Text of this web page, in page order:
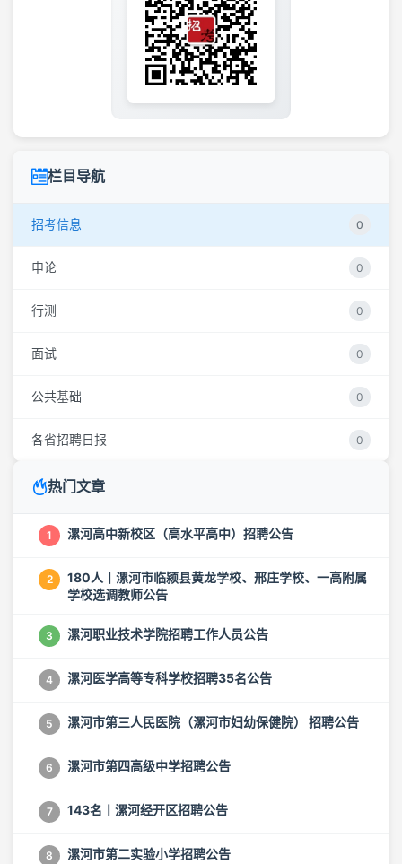
栏目导航
招考信息 0
申论 0
行测 0
面试 0
公共基础 0
各省招聘日报 0
热门文章
1 漯河高中新校区（高水平高中）招聘公告
2
180人丨漯河市临颍县黄龙学校、邢庄学校、一高附属
学校选调教师公告
3 漯河职业技术学院招聘工作人员公告
4 漯河医学高等专科学校招聘35名公告
5 漯河市第三人民医院（漯河市妇幼保健院） 招聘公告
6 漯河市第四高级中学招聘公告
7 143名丨漯河经开区招聘公告
8 漯河市第二实验小学招聘公告